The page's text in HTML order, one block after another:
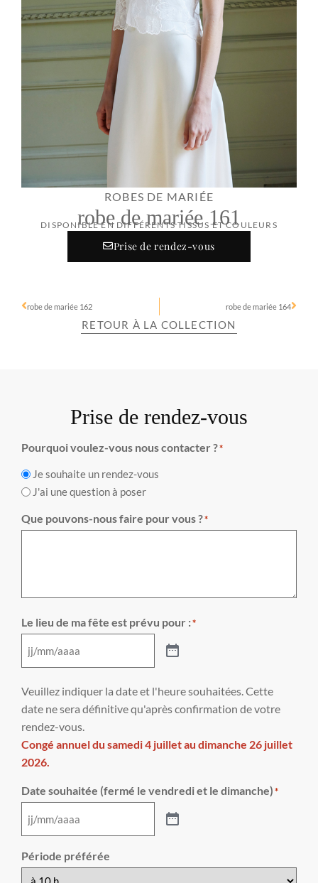
ROBES DE MARIÉE
robe de mariée 161
DISPONIBLE EN DIFFÉRENTS TISSUS ET COULEURS
Prise de rendez-vous
robe de mariée 162 robe de mariée 164
RETOUR À LA COLLECTION
Prise de rendez-vous
Pourquoi voulez-vous nous contacter ?*
Je souhaite un rendez-vous
J'ai une question à poser
Que pouvons-nous faire pour vous ?*
Le lieu de ma fête est prévu pour :*
Veuillez indiquer la date et l'heure souhaitées. Cette
date ne sera définitive qu'après confirmation de votre
rendez-vous.
Congé annuel du samedi 4 juillet au dimanche 26 juillet
2026.
Date souhaitée (fermé le vendredi et le dimanche)*
Période préférée